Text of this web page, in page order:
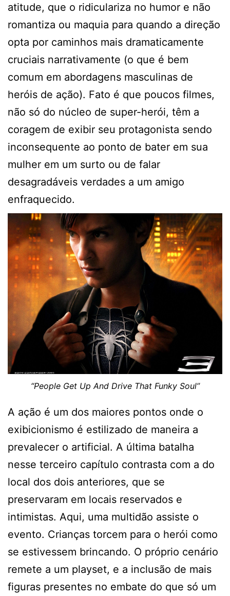
atitude, que o ridiculariza no humor e não
romantiza ou maquia para quando a direção
opta por caminhos mais dramaticamente
cruciais narrativamente (o que é bem
comum em abordagens masculinas de
heróis de ação). Fato é que poucos filmes,
não só do núcleo de super-herói, têm a
coragem de exibir seu protagonista sendo
inconsequente ao ponto de bater em sua
mulher em um surto ou de falar
desagradáveis verdades a um amigo
enfraquecido.
“People Get Up And Drive That Funky Soul’’
A ação é um dos maiores pontos onde o
exibicionismo é estilizado de maneira a
prevalecer o artificial. A última batalha
nesse terceiro capítulo contrasta com a do
local dos dois anteriores, que se
preservaram em locais reservados e
intimistas. Aqui, uma multidão assiste o
evento. Crianças torcem para o herói como
se estivessem brincando. O próprio cenário
remete a um playset, e a inclusão de mais
figuras presentes no embate do que só um